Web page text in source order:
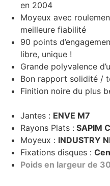
en 2004
Moyeux avec
meilleure fiabilité
90 points
libre, unique !
Grande polyvalence
Bon rapport solidité /
Finition noire du plus
Jantes : ENVE M7
Rayons Plats : SAPIM
Moyeux : INDUSTRY
Fixations disques :
Poids en largeur de